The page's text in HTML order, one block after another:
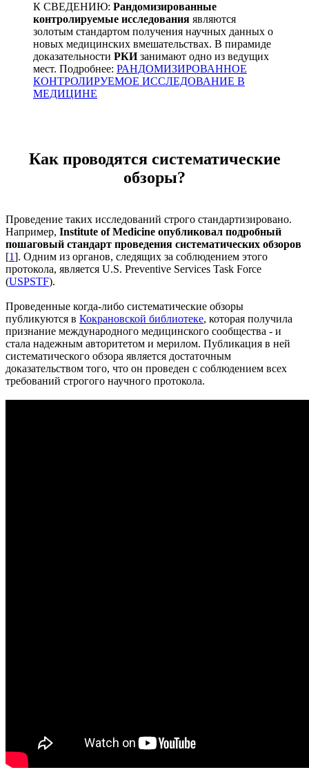
К СВЕДЕНИЮ: Рандомизированные
контролируемые исследования являются
золотым стандартом получения научных данных о
новых медицинских вмешательствах. В пирамиде
доказательности РКИзанимают одно из ведущих
мест. Подробнее: РАНДОМИЗИРОВАННОЕ
КОНТРОЛИРУЕМОЕ ИССЛЕДОВАНИЕ В
МЕДИЦИНЕ
Как проводятся систематические
обзоры?
Проведение таких исследований строго стандартизировано.
Например, Institute of Medicine опубликовал подробный
пошаговый стандарт проведения систематических обзоров
[1]. Одним из органов, следящих за соблюдением этого
протокола, является U.S. Preventive Services Task Force
(USPSTF).
Проведенные когда-либо систематические обзоры
публикуются в Кокрановской библиотеке, которая получила
признание международного медицинского сообщества - и
стала надежным авторитетом и мерилом. Публикация в ней
систематического обзора является достаточным
доказательством того, что он проведен с соблюдением всех
требований строгого научного протокола.